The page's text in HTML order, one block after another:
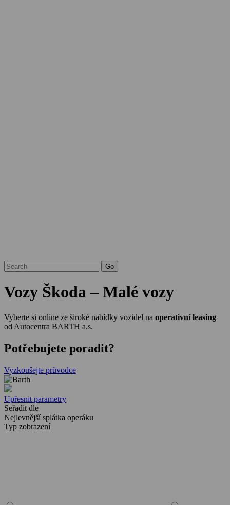
Vozy Škoda – Malé vozy
Vyberte si online ze široké nabídky vozidel na operativní leasing
od Autocentra BARTH a.s.
Potřebujete poradit?
Vyzkoušejte průvodce
Upřesnit parametry
Seřadit dle
Nejlevnější splátka operáku
Typ zobrazení